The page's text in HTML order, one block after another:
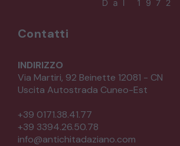
Contatti
INDIRIZZO
Via Martiri, 92 Beinette 12081 - CN
Uscita Autostrada Cuneo-Est
+39 0171.38.41.77
+39 3394.26.50.78
info@antichitadaziano.com